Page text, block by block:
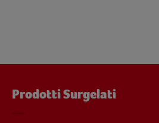
Prodotti Surgelati